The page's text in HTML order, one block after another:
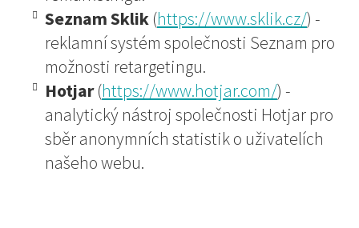
Seznam Sklik (https://www.sklik.cz/) -
reklamní systém společnosti Seznam pro
možnosti retargetingu.
Hotjar(https://www.hotjar.com/) -
analytický nástroj společnosti Hotjar pro
sběr anonymních statistik o uživatelích
našeho webu.